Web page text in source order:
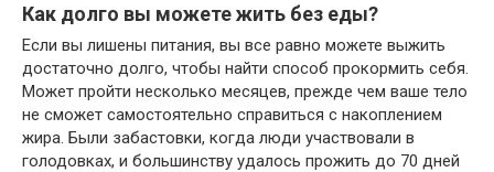
Как долго вы можете жить без еды?
Если вы лишены питания, вы все равно можете выжить
достаточно долго, чтобы найти способ прокормить себя.
Может пройти несколько месяцев, прежде чем ваше тело
не сможет самостоятельно справиться с накоплением
жира. Были забастовки, когда люди участвовали в
голодовках, и большинству удалось прожить до 70 дней